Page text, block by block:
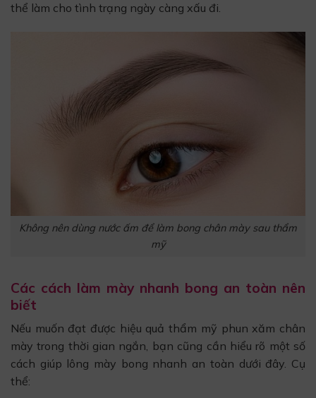
thể làm cho tình trạng ngày càng xấu đi.
Không nên dùng nước ấm để làm bong chân mày sau thẩm
mỹ
Các cách làm mày nhanh bong an toàn nên
biết
Nếu muốn đạt được hiệu quả thẩm mỹ phun xăm chân
mày trong thời gian ngắn, bạn cũng cần hiểu rõ một số
cách giúp lông mày bong nhanh an toàn dưới đây. Cụ
thể: